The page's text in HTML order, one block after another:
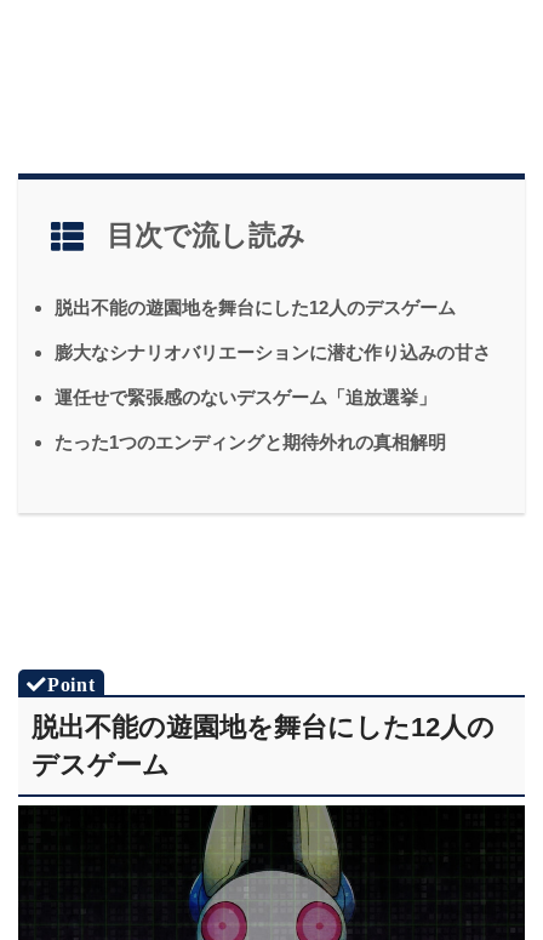
目次で流し読み
脱出不能の遊園地を舞台にした12人のデスゲーム
膨大なシナリオバリエーションに潜む作り込みの甘さ
運任せで緊張感のないデスゲーム「追放選挙」
たった1つのエンディングと期待外れの真相解明
脱出不能の遊園地を舞台にした12人の
デスゲーム